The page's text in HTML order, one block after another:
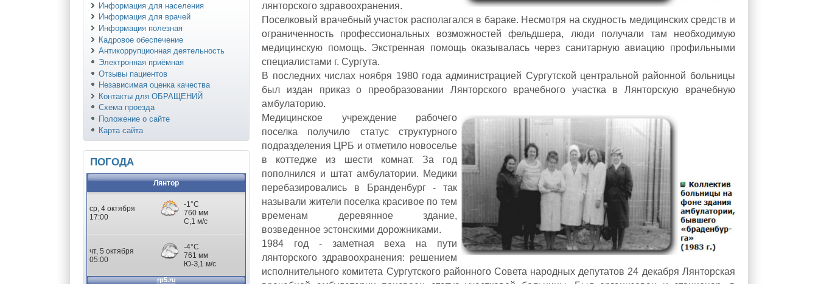
лянторского здравоохранения.
Поселковый врачебный участок располагался в бараке. Несмотря на скудность медицинских средств и
ограниченность профессиональных возможностей фельдшера, люди получали там необходимую
медицинскую помощь. Экстренная помощь оказывалась через санитарную авиацию профильными
специалистами г. Сургута.
В последних числах ноября 1980 года администрацией Сургутской центральной районной больницы
был издан приказ о преобразовании Лянторского врачебного участка в Лянторскую врачебную
амбулаторию.
Медицинское учреждение рабочего
поселка получило статус структурного
подразделения ЦРБ и отметило новоселье
в коттедже из шести комнат. За год
пополнился и штат амбулатории. Медики
перебазировались в Бранденбург - так
называли жители поселка красивое по тем
временам деревянное здание,
возведенное эстонскими дорожниками.
1984 год - заметная веха на пути
лянторского здравоохранения: решением
исполнительного комитета Сургутского районного Совета народных депутатов 24 декабря Лянторская
Информация для населения
Информация для врачей
Информация полезная
Кадровое обеспечение
Антикоррупционная деятельность
Электронная приёмная
Отзывы пациентов
Независимая оценка качества
Контакты для ОБРАЩЕНИЙ
Схема проезда
Положение о сайте
Карта сайта
ПОГОДА
Лянтор